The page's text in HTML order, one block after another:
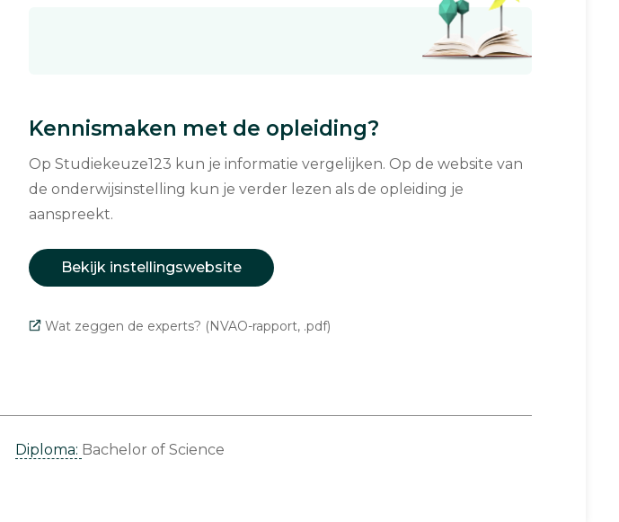
Kennismaken met de opleiding?
Op Studiekeuze123 kun je informatie vergelijken. Op de website van
de onderwijsinstelling kun je verder lezen als de opleiding je
aanspreekt.
Bekijk instellingswebsite
Wat zeggen de experts? (NVAO-rapport, .pdf)
Diploma: Bachelor of Science